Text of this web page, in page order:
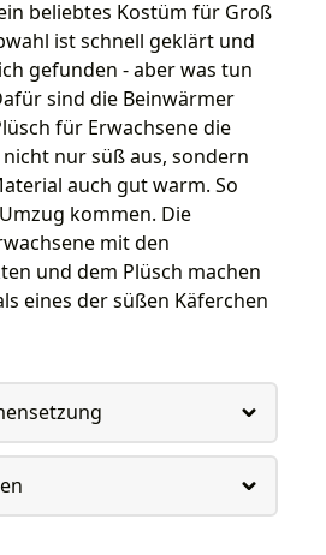
beliebtes Kostüm für Groß
ist schnell geklärt und
gefunden - aber was tun
sind die Beinwärmer
für Erwachsene die
nicht nur süß aus, sondern
auch gut warm. So
kommen. Die
mit den
und dem Plüsch machen
eines der süßen Käferchen